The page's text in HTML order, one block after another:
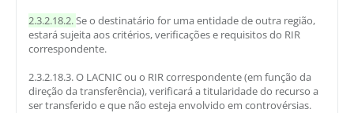
2.3.2.18.2.Se o destinatário for uma entidade de outra região,
estará sujeita aos critérios, verificações e requisitos do RIR
correspondente.
2.3.2.18.3. O LACNIC ou o RIR correspondente (em função da
direção da transferência), verificará a titularidade do recurso a
ser transferido e que não esteja envolvido em controvérsias.